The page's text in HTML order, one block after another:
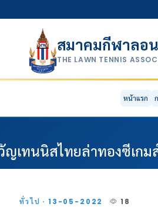
สมาคมกีฬาลอ
THE LAWN TENNIS
หน้าแรก
เทนนิสไทยล่าทองซีเก
ทั่วไป · 13-05-2022 18